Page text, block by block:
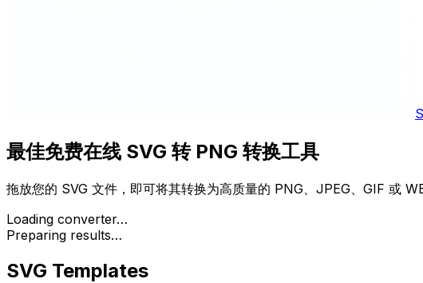
最佳免费在线 SVG 转 PNG 转换工具
拖放您的 SVG 文件，即可将其转换为高质量的 PNG、JPEG、GIF 或
Loading converter…
Preparing results…
SVG Templates